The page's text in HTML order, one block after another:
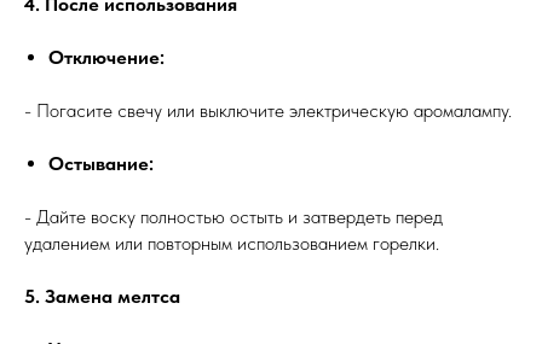
Отключение:
- Погасите свечу или выключите электрическую аромалампу.
Остывание:
- Дайте воску полностью остыть и затвердеть перед
удалением или повторным использованием горелки.
5. Замена мелтса